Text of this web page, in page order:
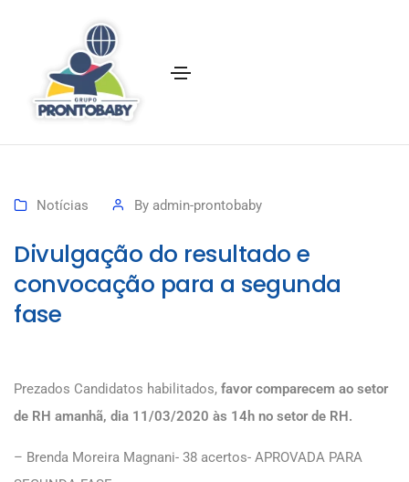
Notícias By admin-prontobaby
Divulgação do resultado e
convocação para a segunda
fase
Prezados Candidatos habilitados, favor comparecem ao setor
de RH amanhã, dia 11/03/2020 às 14h no setor de RH.
– Brenda Moreira Magnani- 38 acertos- APROVADA PARA